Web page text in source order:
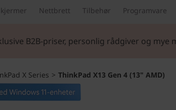
Nettbrett Tilbehør Programvare
B2B-priser, personlig rådgiver og mye
X Series > ThinkPad X13 Gen 4 (13" AMD)